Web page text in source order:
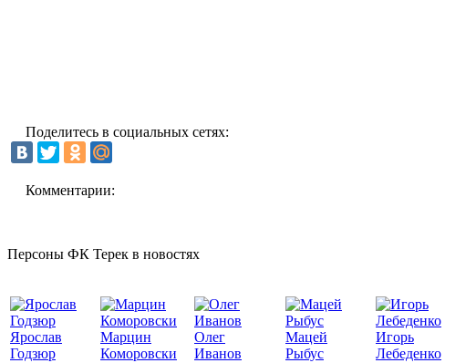
Поделитесь в социальных сетях:
Комментарии:
Персоны ФК Терек в новостях
Ярослав
Годзюр
Марцин
Коморовски
Олег
Иванов
Мацей
Рыбус
Игорь
Лебеденко